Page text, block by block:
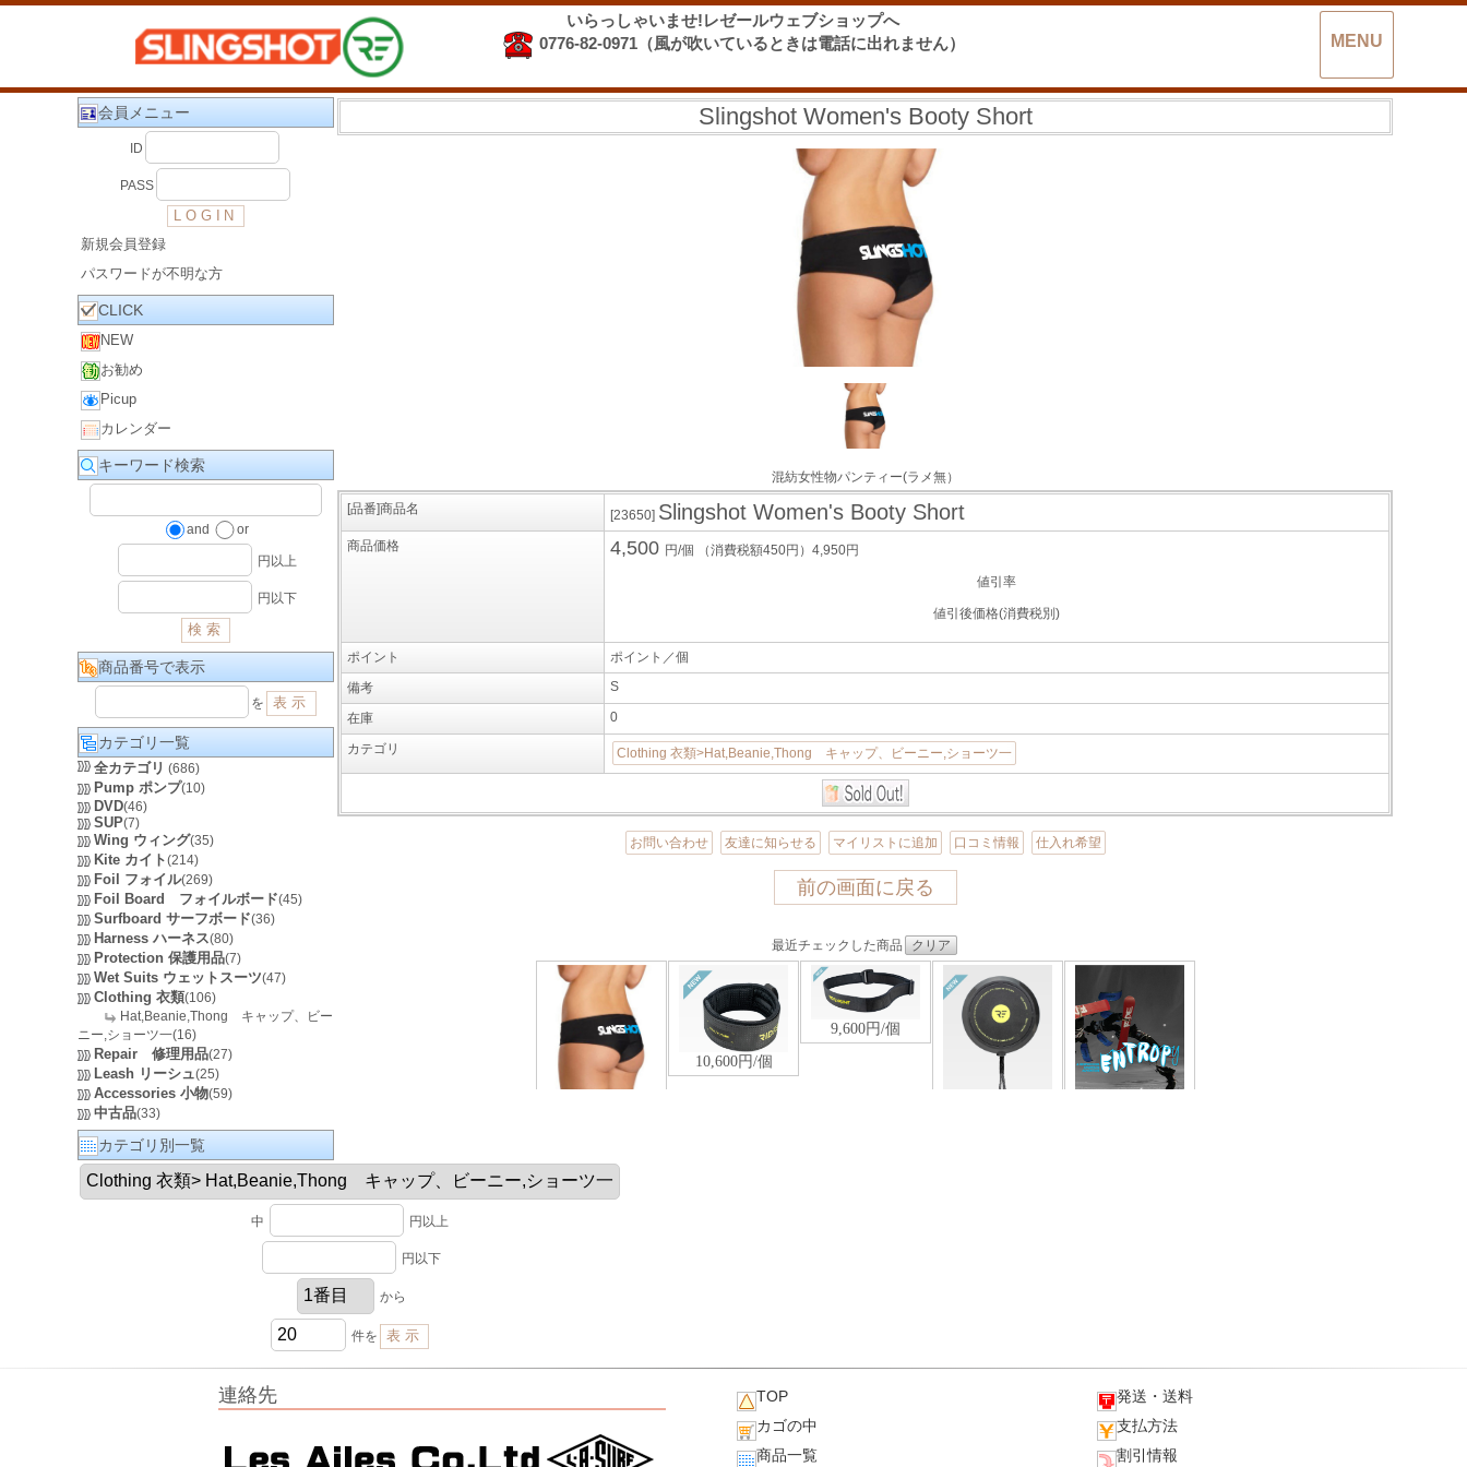
いらっしゃいませ!レゼールウェブショップへ
0776-82-0971（風が吹いているときは電話に出れません）
MENU
会員メニュー
ID
PASS
新規会員登録
パスワードが不明な方
CLICK
NEW
お勧め
Picup
カレンダー
キーワード検索
and or
円以上
円以下
商品番号で表示
を
カテゴリ一覧
全カテゴリ (686)
Pump ポンプ(10)
DVD(46)
SUP(7)
Wing ウィング(35)
Kite カイト(214)
Foil フォイル(269)
Foil Board フォイルボード(45)
Surfboard サーフボード(36)
Harness ハーネス(80)
Protection 保護用品(7)
Wet Suits ウェットスーツ(47)
Clothing 衣類(106)
Hat,Beanie,Thong キャップ、ビー
ニー,ショーツ一(16)
Repair 修理用品(27)
Leash リーシュ(25)
Accessories 小物(59)
中古品(33)
カテゴリ別一覧
中 円以上
円以下
から
件を
Slingshot Women's Booty Short
混紡女性物パンティー(ラメ無）
[品番]商品名 [23650] Slingshot Women's Booty Short
商品価格 4,500 円/個 （消費税額450円）4,950円
値引率
値引後価格(消費税別)
ポイント
ポイント／個
備考
S
在庫 0
カテゴリ Clothing 衣類>Hat,Beanie,Thong キャップ、ビーニー,ショーツ一
お問い合わせ 友達に知らせる マイリストに追加 口コミ情報 仕入れ希望
前の画面に戻る
最近チェックした商品 クリア
連絡先
TOP
カゴの中
商品一覧
発送・送料
支払方法
割引情報